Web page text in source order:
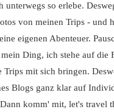
unterwegs so erlebe.
von meinen Trips - und
eigenen Abenteuer.
Ding, ich stehe auf die
Trips mit sich bringen.
Blogs ganz klar auf
komm' mit, let's travel